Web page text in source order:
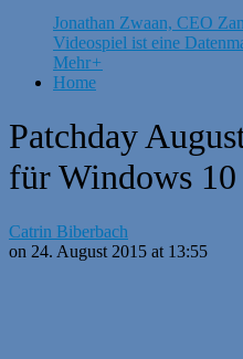
Jonathan Zwaan, CEO
Videospiel ist eine
Mehr+
Home
Patchday
für Windows
Catrin Biberbach
on 24. August 2015 at 13:55